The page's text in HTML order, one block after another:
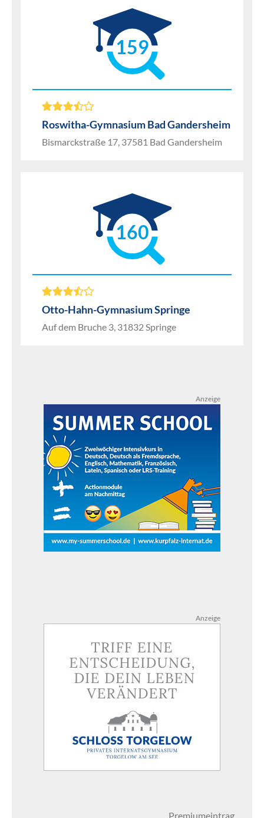
159
Roswitha-Gymnasium Bad Gandersheim
Bismarckstraße 17, 37581 Bad Gandersheim
160
Otto-Hahn-Gymnasium Springe
Auf dem Bruche 3, 31832 Springe
Anzeige
Anzeige
Premiumeintrag